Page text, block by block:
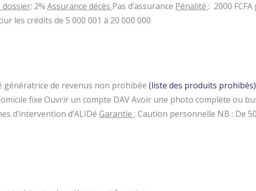
dossier: 2% Assurance décès Pas d’assurance Pénalité : 2000
les crédits de 5 000 001 à 20 000 000
génératrice de revenus non prohibée (liste des produits prohibés)
fixe Ouvrir un compte DAV Avoir une photo complète ou
d’intervention d’ALIDé Garantie : Caution personnelle NB : De